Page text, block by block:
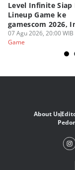
Level Infinite Siap
Lineup Game ke
gamescom 2026,
Judulnya!
07 Agu 2026, 20:00 WIB
Game
About Us